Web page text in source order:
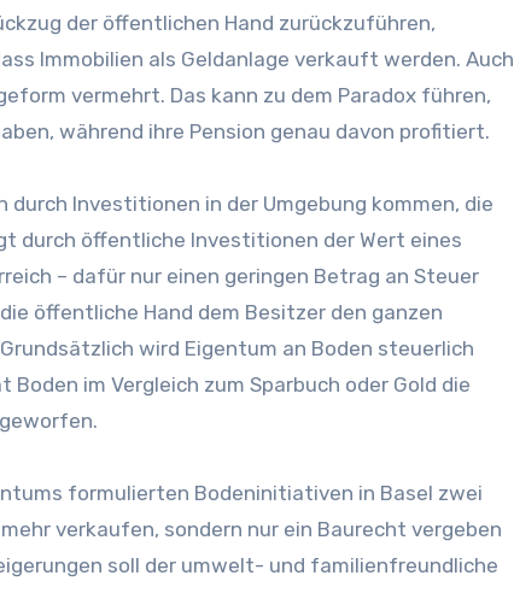
der öffentlichen Hand zurückzuführen,
Immobilien als Geldanlage verkauft werden. Auch
vermehrt. Das kann zu dem Paradox führen,
während ihre Pension genau davon profitiert.
Investitionen in der Umgebung kommen, die
durch öffentliche Investitionen der Wert eines
– dafür nur einen geringen Betrag an Steuer
öffentliche Hand dem Besitzer den ganzen
wird Eigentum an Boden steuerlich
im Vergleich zum Sparbuch oder Gold die
formulierten Bodeninitiativen in Basel zwei
verkaufen, sondern nur ein Baurecht vergeben
soll der umwelt- und familienfreundliche